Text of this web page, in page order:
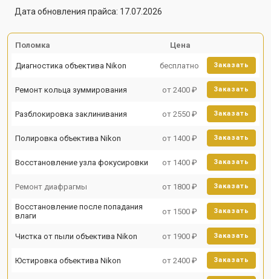
Дата обновления прайса: 17.07.2026
Поломка Цена
Диагностика объектива Nikon бесплатно Заказать
Ремонт кольца зуммирования от 2400 ₽ Заказать
Разблокировка заклинивания от 2550 ₽ Заказать
Полировка объектива Nikon от 1400 ₽ Заказать
Восстановление узла фокусировки от 1400 ₽ Заказать
Ремонт диафрагмы от 1800 ₽ Заказать
Восстановление после попадания
влаги
от 1500 ₽ Заказать
Чистка от пыли объектива Nikon от 1900 ₽ Заказать
Юстировка объектива Nikon от 2400 ₽ Заказать